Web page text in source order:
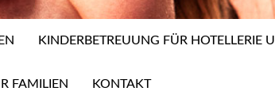
KINDERBETREUUNG FÜR HOTELLERIE
FAMILIEN KONTAKT